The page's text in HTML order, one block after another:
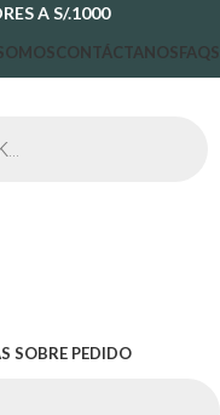
A S/.1000
CONTÁCTANOSFAQS
SOBRE PEDIDO